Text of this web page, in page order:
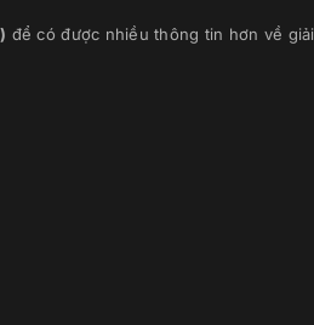
để có được nhiều thông tin hơn về giải